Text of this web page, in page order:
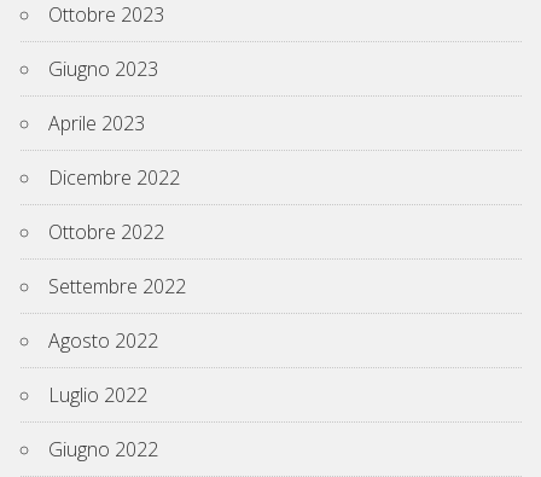
Ottobre 2023
Giugno 2023
Aprile 2023
Dicembre 2022
Ottobre 2022
Settembre 2022
Agosto 2022
Luglio 2022
Giugno 2022